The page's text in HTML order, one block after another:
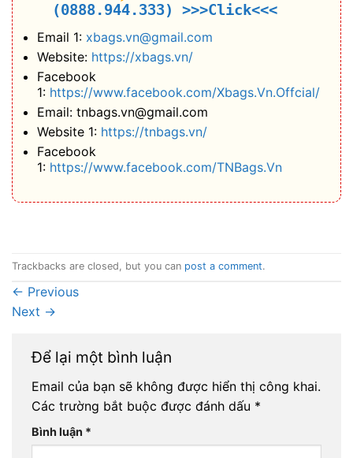
(0888.944.333) >>>Click<<<
Email 1: xbags.vn@gmail.com
Website: https://xbags.vn/
Facebook
1: https://www.facebook.com/Xbags.Vn.Offcial/
Email: tnbags.vn@gmail.com
Website 1: https://tnbags.vn/
Facebook
1: https://www.facebook.com/TNBags.Vn
Trackbacks are closed, but you can post a comment.
← Previous
Next →
Để lại một bình luận
Email của bạn sẽ không được hiển thị công khai.
Các trường bắt buộc được đánh dấu *
Bình luận *